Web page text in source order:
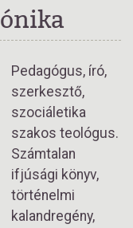
Pedagógus, író,
szerkesztő,
szociáletika
szakos teológus.
Számtalan
ifjúsági könyv,
történelmi
kalandregény,